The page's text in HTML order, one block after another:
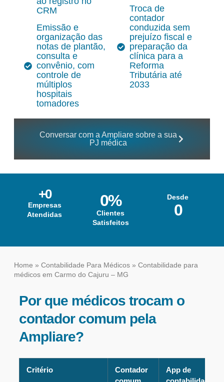
CRM
Emissão e
organização das
notas de plantão,
consulta e
convênio, com
controle de
múltiplos
hospitais
tomadores
Troca de
contador
conduzida sem
prejuízo fiscal e
preparação da
clínica para a
Reforma
Tributária até
2033
Conversar com a Ampliare sobre a sua
PJ médica
+0
Empresas
Atendidas
0%
Clientes
Satisfeitos
Desde
0
Home » Contabilidade Para Médicos » Contabilidade para
médicos em Carmo do Cajuru – MG
Por que médicos trocam o
contador comum pela
Ampliare?
Critério
Contador
App de